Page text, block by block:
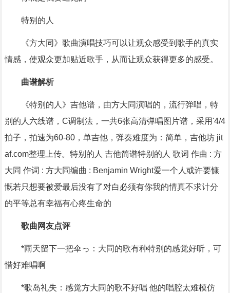
特别的人
《方大同》歌曲演唱技巧可以让观众感受到歌手的真实
情感，使观众更加贴近歌手，从而让观众获得更多的感受。
曲谱解析
《特别的人》吉他谱，由方大同演唱的，流行弹唱，特
别的人六线谱，C调制法，一共6张高清弹唱图片谱，采用'4/4
拍子，拍速为60-80，单吉他，弹奏难度为：简单，吉他坊 jit
af.com整理上传。特别的人 吉他简谱特别的人 歌词 作曲 : 方
大同 作词 : 方大同编曲 : Benjamin Wright爱一个人或许要慷
慨若只想要被爱最后没有了对白必须有你我的情真不求计分
的平等总有幸福有心疼生命的
歌曲网友点评
*雨天留下一把伞っ：大同的歌有种特别的感觉好听，可
惜好难唱啊
*歌岛礼失：感觉方大同的歌不好唱 他的唱腔太难模仿